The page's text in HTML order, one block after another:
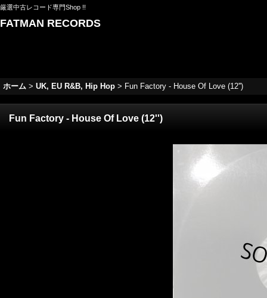
厳選中古レコード専門Shop !!
FATMAN RECORDS
ホーム > UK, EU R&B, Hip Hop > Fun Factory - House Of Love (12'')
Fun Factory - House Of Love (12'')